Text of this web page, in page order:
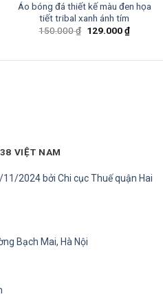
Áo bóng đá thiết kế màu đen họa
tiết tribal xanh ánh tím
150.000₫ Giá
129.000₫Giá
hiện
VIỆT NAM
2024 bởi Chi cục Thuế quận Hai
Bạch Mai, Hà Nội